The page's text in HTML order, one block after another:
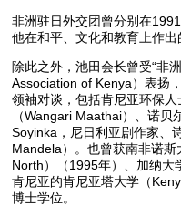
非洲驻日外交团曾分别在
他在和平、文化和教育上作出
除此之外，池田会长曾受“非
Association of Kenya）表扬
领袖对谈，包括肯尼亚环保
（Wangari Maathai）、诺
Soyinka，尼日利亚剧作家、
Mandela）。也曾获南非诺
North）（1995年）、加纳
肯尼亚的肯尼亚塔大学（
博士学位。